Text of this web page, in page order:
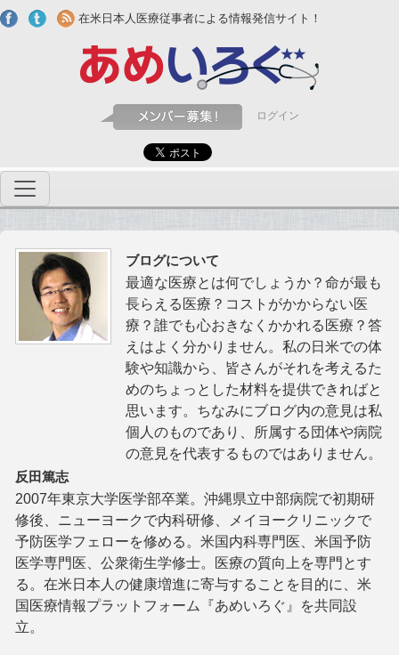
Skip to main content
在米日本人医療従事者による情報発信サイト！
ログイン
ブログについて
最適な医療とは何でしょうか？命が最も
長らえる医療？コストがかからない医
療？誰でも心おきなくかかれる医療？答
えはよく分かりません。私の日米での体
験や知識から、皆さんがそれを考えるた
めのちょっとした材料を提供できればと
思います。ちなみにブログ内の意見は私
個人のものであり、所属する団体や病院
の意見を代表するものではありません。
反田篤志
2007年東京大学医学部卒業。沖縄県立中部病院で初期研
修後、ニューヨークで内科研修、メイヨークリニックで
予防医学フェローを修める。米国内科専門医、米国予防
医学専門医、公衆衛生学修士。医療の質向上を専門とす
る。在米日本人の健康増進に寄与することを目的に、米
国医療情報プラットフォーム『あめいろぐ』を共同設
立。